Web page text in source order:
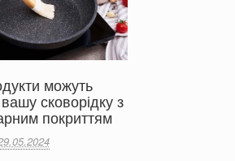
можуть
сковорідку з
покриттям